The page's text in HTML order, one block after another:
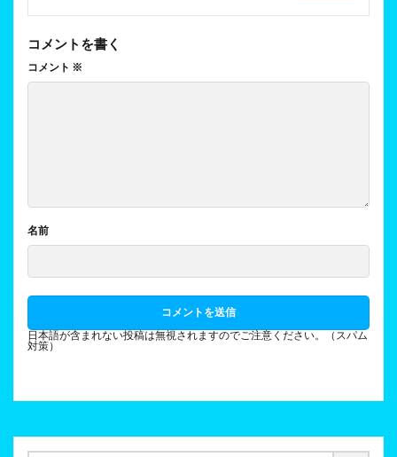
コメントを書く
コメント ※
名前
日本語が含まれない投稿は無視されますのでご注意ください。（スパム
対策）